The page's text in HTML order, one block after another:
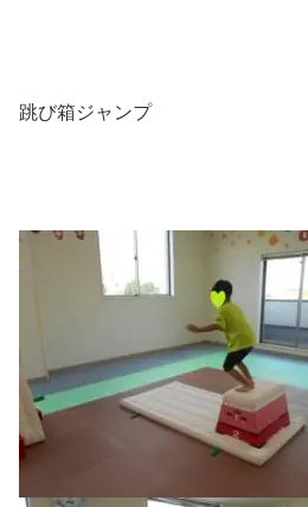
跳び箱ジャンプ